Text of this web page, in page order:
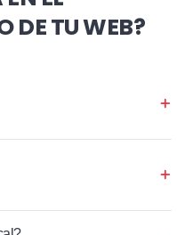
DE TU WEB?